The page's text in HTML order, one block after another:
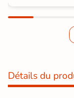
Détails du